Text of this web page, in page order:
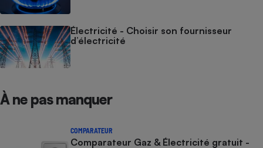
Électricité - Choisir son fournisseur
d’électricité
À ne pas manquer
COMPARATEUR
Comparateur Gaz & Électricité gratuit -